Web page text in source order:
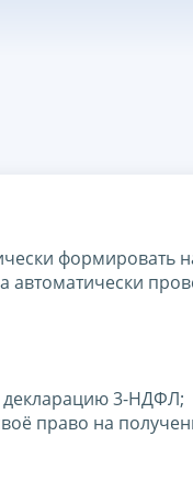
декларацию 3-НДФЛ;
право на